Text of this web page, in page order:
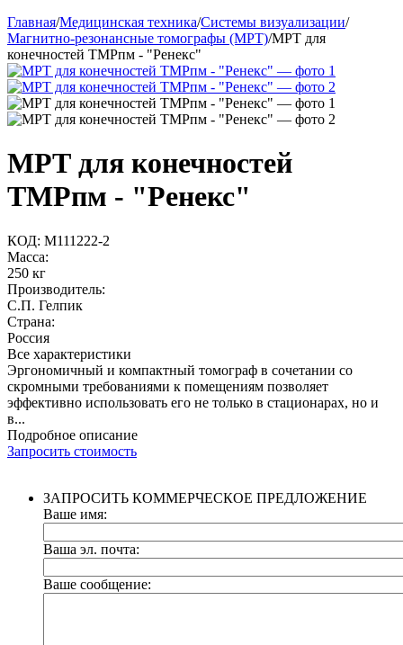
Главная/Медицинская техника/Системы визуализации/
Магнитно-резонансные томографы (МРТ)/МРТ для
конечностей ТМРпм - "Ренекс"
МРТ для конечностей
ТМРпм - "Ренекс"
КОД: M111222-2
Масса:
250 кг
Производитель:
С.П. Гелпик
Страна:
Россия
Все характеристики
Эргономичный и компактный томограф в сочетании со
скромными требованиями к помещениям позволяет
эффективно использовать его не только в стационарах, но и
в...
Подробное описание
Запросить стоимость
ЗАПРОСИТЬ КОММЕРЧЕСКОЕ ПРЕДЛОЖЕНИЕ
Ваше имя:
Ваша эл. почта:
Ваше сообщение: